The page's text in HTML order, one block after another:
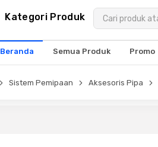
Kategori Produk
Beranda Semua Produk Promo
Sistem Pemipaan Aksesoris Pipa